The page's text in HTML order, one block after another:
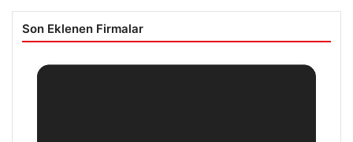
Son Eklenen Firmalar